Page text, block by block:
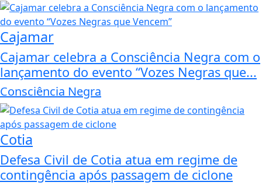
Cajamar
Cajamar celebra a Consciência Negra com o
lançamento do evento “Vozes Negras que...
Consciência Negra
Cotia
Defesa Civil de Cotia atua em regime de
contingência após passagem de ciclone